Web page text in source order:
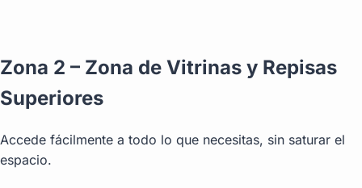
Zona 2 – Zona de Vitrinas y Repisas
Superiores
Accede fácilmente a todo lo que necesitas, sin saturar el
espacio.